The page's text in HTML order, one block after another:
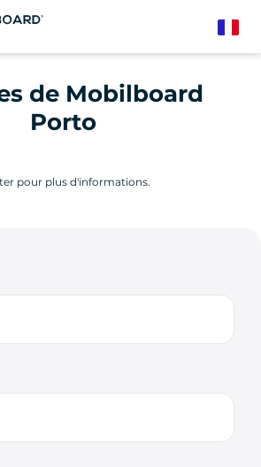
de Mobilboard
Porto
pour plus d'informations.